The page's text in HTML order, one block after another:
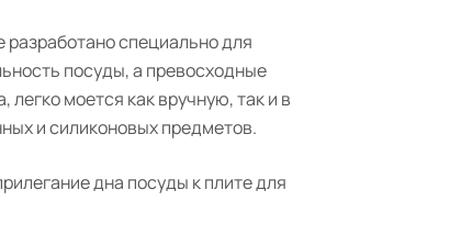
специально для
посуды, а превосходные
моется как вручную, так и в
и силиконовых предметов.
дна посуды к плите для